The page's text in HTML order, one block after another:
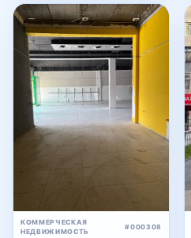
КОММЕРЧЕСКАЯ
НЕДВИЖИМОСТЬ
#000308